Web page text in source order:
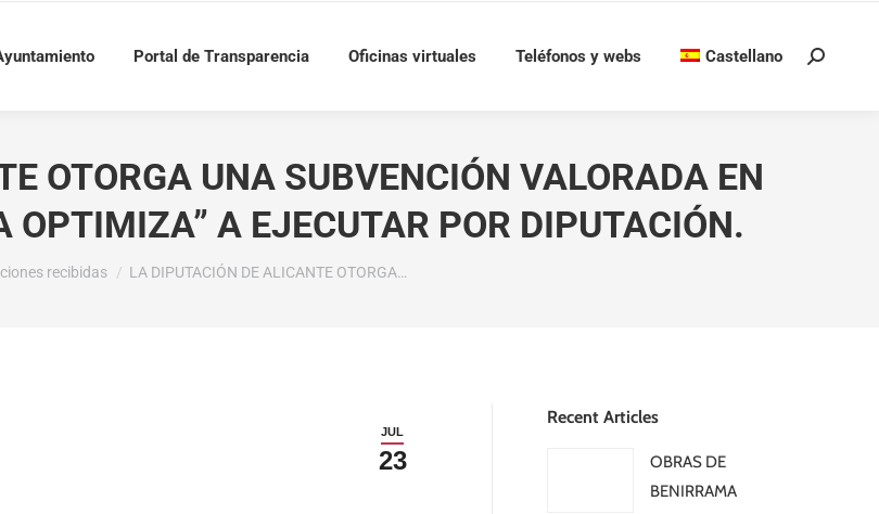
Portal de Transparencia Oficinas virtuales Teléfonos y webs Castellano Buscar:
OTORGA UNA SUBVENCIÓN VALORADA EN
A EJECUTAR POR DIPUTACIÓN.
recibidas LA DIPUTACIÓN DE ALICANTE OTORGA…
JUL
23
Recent Articles
OBRAS DE
BENIRRAMA